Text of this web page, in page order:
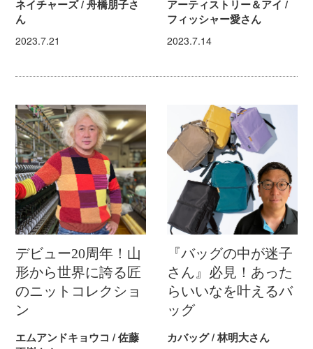
ネイチャーズ / 舟橋朋子さ
ん
2023.7.21
アーティストリー＆アイ /
フィッシャー愛さん
2023.7.14
デビュー20周年！山
形から世界に誇る匠
のニットコレクショ
ン
エムアンドキョウコ / 佐藤
『バッグの中が迷子
さん』必見！あった
らいいなを叶えるバ
ッグ
カバッグ / 林明大さん